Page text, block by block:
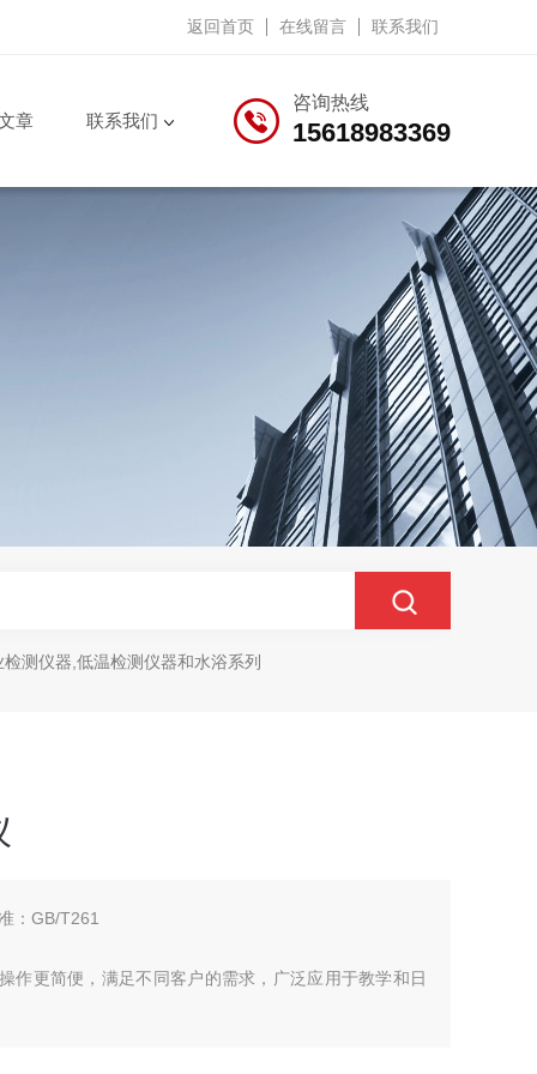
返回首页 在线留言 联系我们
咨询热线
15618983369
章 联系我们
测仪器,低温检测仪器和水浴系列
：GB/T261
作更简便，满足不同客户的需求，广泛应用于教学和日